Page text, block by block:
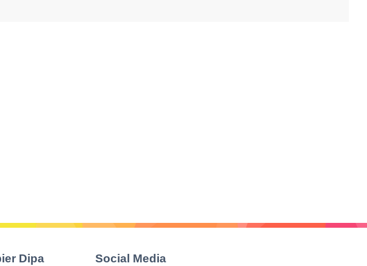
Dipa Social Media